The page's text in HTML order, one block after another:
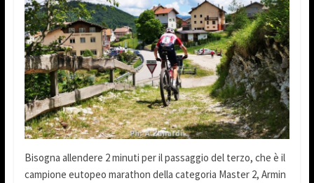
Bisogna allendere 2 minuti per il passaggio del terzo, che è il
campione eutopeo marathon della categoria Master 2, Armin